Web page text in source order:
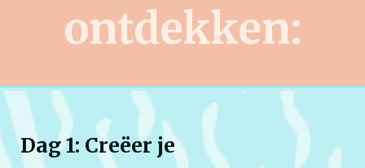
ontdekken:
Dag 1: Creëer je